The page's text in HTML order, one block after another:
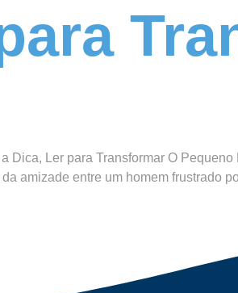
Ler para Transformar O
amizade entre um homem frustrado